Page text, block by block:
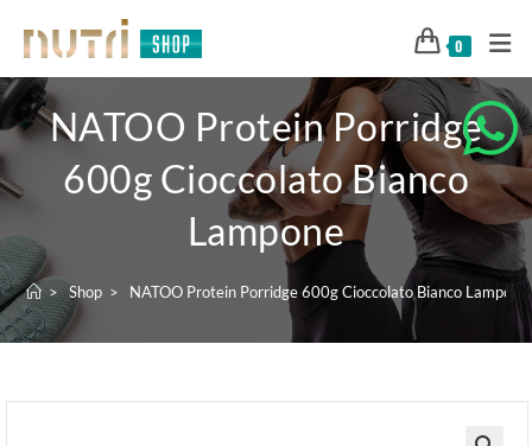
0
NATOO Protein Porridge
600g Cioccolato Bianco
Lampone
> Shop > NATOO Protein Porridge 600g Cioccolato Bianco Lampone